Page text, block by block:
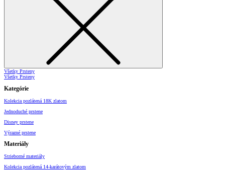
Všetky Prsteny
Všetky Prsteny
Kategórie
Kolekcia pozlátená 18K zlatom
Jednoduché prstene
Disney prstene
Výrazné prstene
Materiály
Strieborné materiály
Kolekcia pozlátená 14-karátovým zlatom